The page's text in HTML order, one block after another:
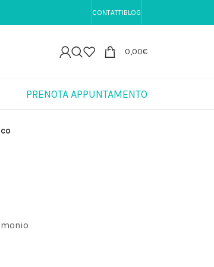
| 🚚 Spedizione 8,90€ in
CONTATTIBLOG
0,00€
PRENOTA APPUNTAMENTO